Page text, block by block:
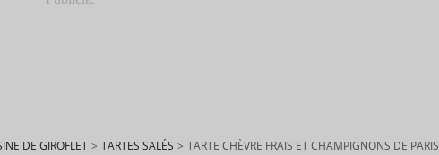
DE GIROFLET > TARTES SALÉS > TARTE CHÈVRE FRAIS ET CHAMPIGNONS DE PARIS